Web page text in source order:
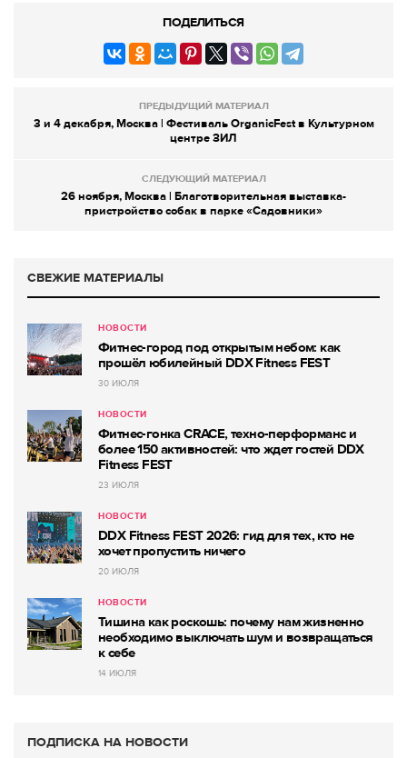
ПОДЕЛИТЬСЯ
ПРЕДЫДУЩИЙ МАТЕРИАЛ
3 и 4 декабря, Москва | Фестиваль OrganicFest в Культурном
центре ЗИЛ
СЛЕДУЮЩИЙ МАТЕРИАЛ
26 ноября, Москва | Благотворительная выставка-
пристройство собак в парке «Садовники»
СВЕЖИЕ МАТЕРИАЛЫ
НОВОСТИ
Фитнес-город под открытым небом: как
прошёл юбилейный DDX Fitness FEST
30 ИЮЛЯ
НОВОСТИ
Фитнес-гонка CRACE, техно-перформанс и
более 150 активностей: что ждет гостей DDX
Fitness FEST
23 ИЮЛЯ
НОВОСТИ
DDX Fitness FEST 2026: гид для тех, кто не
хочет пропустить ничего
20 ИЮЛЯ
НОВОСТИ
Тишина как роскошь: почему нам жизненно
необходимо выключать шум и возвращаться
к себе
14 ИЮЛЯ
ПОДПИСКА НА НОВОСТИ